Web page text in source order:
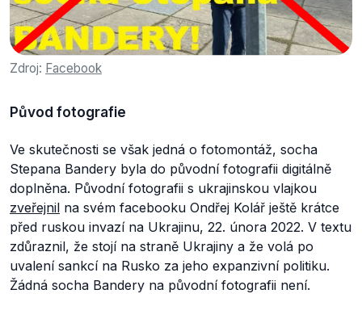
Zdroj: Facebook
Původ fotografie
Ve skutečnosti se však jedná o fotomontáž, socha
Stepana Bandery byla do původní fotografii digitálně
doplněna. Původní fotografii s ukrajinskou vlajkou
zveřejnil na svém facebooku Ondřej Kolář ještě krátce
před ruskou invazí na Ukrajinu, 22. února 2022. V textu
zdůraznil, že stojí na straně Ukrajiny a že volá po
uvalení sankcí na Rusko za jeho expanzivní politiku.
Žádná socha Bandery na původní fotografii není.